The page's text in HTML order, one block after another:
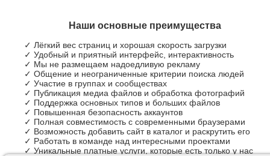
Наши основные преимущества
✓ Лёгкий вес страниц и хорошая скорость загрузки
✓ Удобный и приятный интерфейс, интерактивность
✓ Мы не размещаем надоедливую рекламу
✓ Общение и неограниченные критерии поиска людей
✓ Участие в группах и сообществах
✓ Публикация медиа файлов и обработка фотографий
✓ Поддержка основных типов и больших файлов
✓ Повышенная безопасность аккаунтов
✓ Полная совместимость с современными браузерами
✓ Возможность добавить сайт в каталог и раскрутить его
✓ Работать в команде над интересными проектами
✓ Уникальные платные услуги, которые есть только у нас